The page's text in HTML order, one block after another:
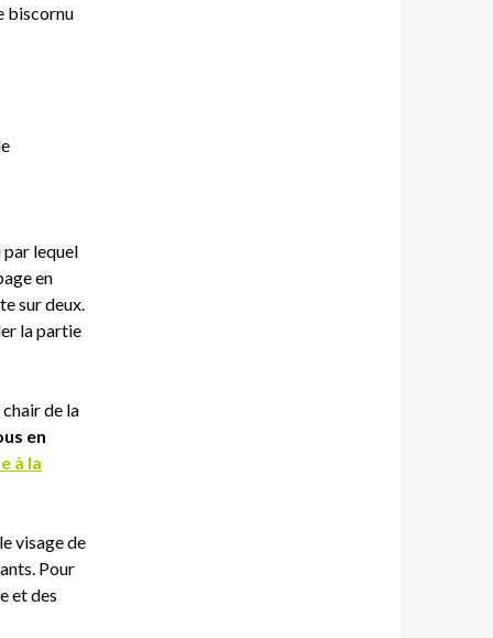
biscornu
par lequel
en
sur deux.
la partie
chair de la
en
à la
visage de
Pour
et des